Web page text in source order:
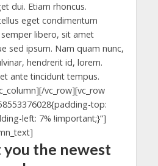
dui. Etiam rhoncus.
eget condimentum
libero, sit amet
sed ipsum. Nam quam nunc,
hendrerit id, lorem.
ante tincidunt tempus.
vc_row][vc_row
top:
left: 7% !important;}”]
the newest